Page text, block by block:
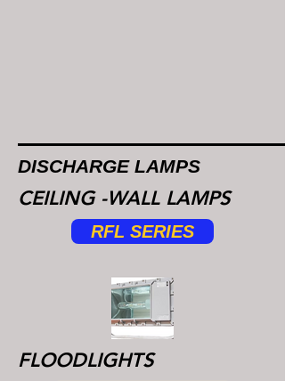
DISCHARGE LAMPS
CEILING -WALL LAMPS
RFL SERIES
FLOODLIGHTS